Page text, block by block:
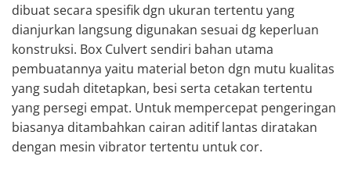
dibuat secara spesifik dgn ukuran tertentu yang
dianjurkan langsung digunakan sesuai dg keperluan
konstruksi. Box Culvert sendiri bahan utama
pembuatannya yaitu material beton dgn mutu kualitas
yang sudah ditetapkan, besi serta cetakan tertentu
yang persegi empat. Untuk mempercepat pengeringan
biasanya ditambahkan cairan aditif lantas diratakan
dengan mesin vibrator tertentu untuk cor.